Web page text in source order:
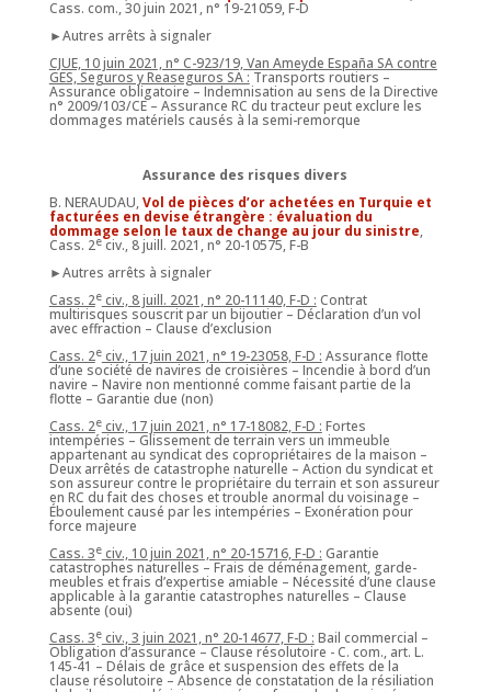
Cass. com., 30 juin 2021, n° 19-21059, F-D
►Autres arrêts à signaler
CJUE, 10 juin 2021, n° C-923/19, Van Ameyde España SA contre
GES, Seguros y Reaseguros SA : Transports routiers –
Assurance obligatoire – Indemnisation au sens de la Directive
n° 2009/103/CE – Assurance RC du tracteur peut exclure les
dommages matériels causés à la semi-remorque
Assurance des risques divers
B. NERAUDAU,Vol de pièces d’or achetées en Turquie et
facturées en devise étrangère : évaluation du
dommage selon le taux de change au jour du sinistre,
Cass. 2eciv., 8 juill. 2021, n° 20-10575, F-B
►Autres arrêts à signaler
Cass. 2eciv., 8 juill. 2021, n° 20-11140, F-D : Contrat
multirisques souscrit par un bijoutier – Déclaration d’un vol
avec effraction – Clause d’exclusion
Cass. 2eciv., 17 juin 2021, n° 19-23058, F-D : Assurance flotte
d’une société de navires de croisières – Incendie à bord d’un
navire – Navire non mentionné comme faisant partie de la
flotte – Garantie due (non)
Cass. 2eciv., 17 juin 2021, n° 17-18082, F-D : Fortes
intempéries – Glissement de terrain vers un immeuble
appartenant au syndicat des copropriétaires de la maison –
Deux arrêtés de catastrophe naturelle – Action du syndicat et
son assureur contre le propriétaire du terrain et son assureur
en RC du fait des choses et trouble anormal du voisinage –
Éboulement causé par les intempéries – Exonération pour
force majeure
Cass. 3eciv., 10 juin 2021, n° 20-15716, F-D : Garantie
catastrophes naturelles – Frais de déménagement, garde-
meubles et frais d’expertise amiable – Nécessité d’une clause
applicable à la garantie catastrophes naturelles – Clause
absente (oui)
Cass. 3eciv., 3 juin 2021, n° 20-14677, F-D : Bail commercial –
Obligation d’assurance – Clause résolutoire - C. com., art. L.
145-41 – Délais de grâce et suspension des effets de la
clause résolutoire – Absence de constatation de la résiliation